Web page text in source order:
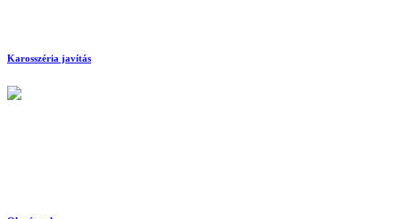
Karosszéria javítás